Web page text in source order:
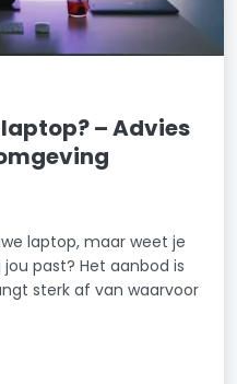
– Advies
laptop, maar weet je
past? Het aanbod is
sterk af van waarvoor